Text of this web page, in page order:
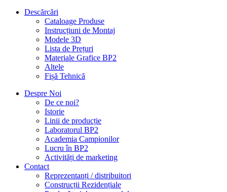
Descărcări
Cataloage Produse
Instrucțiuni de Montaj
Modele 3D
Lista de Prețuri
Materiale Grafice BP2
Altele
Fișă Tehnică
Despre Noi
De ce noi?
Istorie
Linii de producție
Laboratorul BP2
Academia Campionilor
Lucru în BP2
Activități de marketing
Contact
Reprezentanți / distribuitori
Construcții Rezidențiale